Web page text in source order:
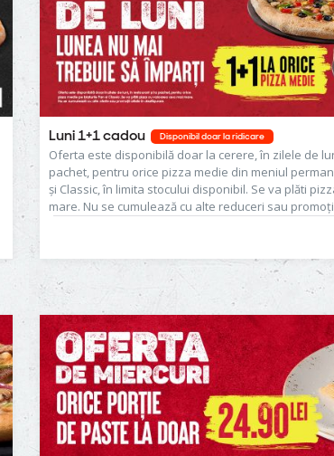
Luni 1+1 cadou Disponibil doar la ridicare
Oferta este disponibilă doar la cerere, în zilele de
pachet, pentru orice pizza medie din meniul
și Classic, în limita stocului disponibil. Se va plăti
mare. Nu se cumulează cu alte reduceri sau